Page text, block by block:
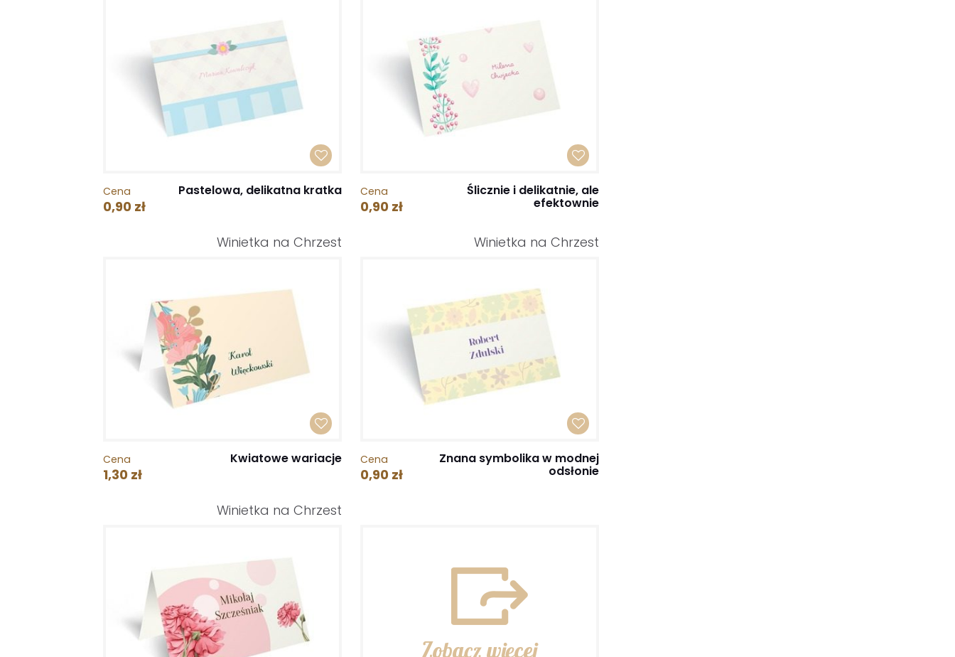
Cena
0,90 zł
Pastelowa, delikatna kratka Cena
0,90 zł
Ślicznie i delikatnie, ale
efektownie
Winietka na Chrzest
Cena
1,30 zł
Kwiatowe wariacje
Winietka na Chrzest
Cena
0,90 zł
Znana symbolika w modnej
odsłonie
Winietka na Chrzest
Zobacz więcej